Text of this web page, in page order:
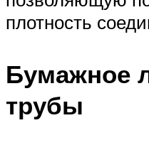
плотность
Бумажное
трубы